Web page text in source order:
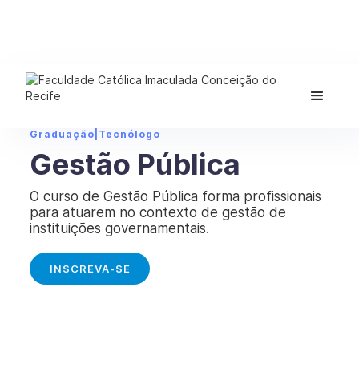
Graduação Tecnólogo
Gestão Pública
O curso de Gestão Pública forma profissionais
para atuarem no contexto de gestão de
instituições governamentais.
INSCREVA-SE